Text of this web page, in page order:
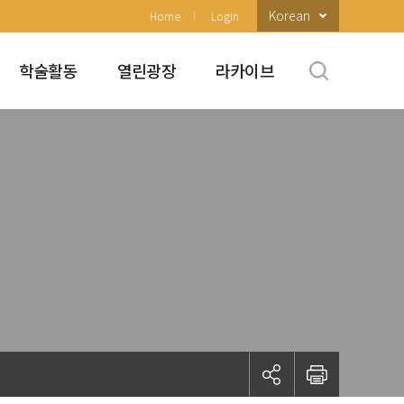
Home Login Korean
학술활동 열린광장 라카이브